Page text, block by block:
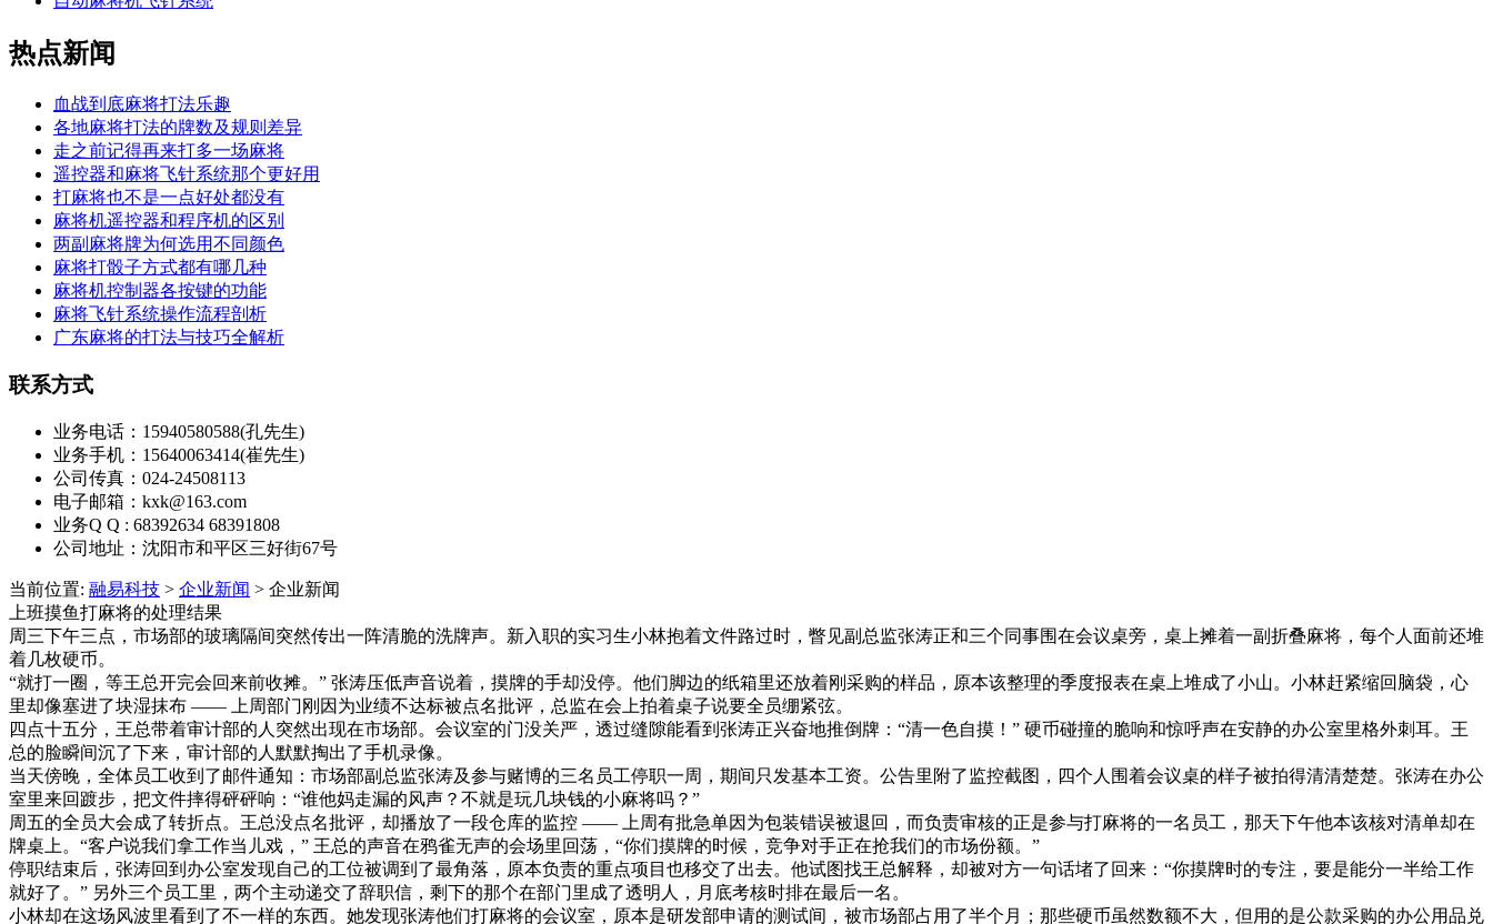
热点新闻
血战到底麻将打法乐趣
各地麻将打法的牌数及规则差异
走之前记得再来打多一场麻将
遥控器和麻将飞针系统那个更好用
打麻将也不是一点好处都没有
麻将机遥控器和程序机的区别
两副麻将牌为何选用不同颜色
麻将打骰子方式都有哪几种
麻将机控制器各按键的功能
麻将飞针系统操作流程剖析
广东麻将的打法与技巧全解析
联系方式
业务电话：15940580588(孔先生)
业务手机：15640063414(崔先生)
公司传真：024-24508113
电子邮箱：kxk@163.com
业务Q Q : 68392634 68391808
公司地址：沈阳市和平区三好街67号
当前位置: 融易科技 > 企业新闻 > 企业新闻
上班摸鱼打麻将的处理结果
周三下午三点，市场部的玻璃隔间突然传出一阵清脆的洗牌声。新入职的实习生小林抱着文件路过时，瞥见副总监张涛正和三个同事围在会议桌旁，桌上摊着一副折叠麻将，每个人面前还堆
着几枚硬币。​
“就打一圈，等王总开完会回来前收摊。” 张涛压低声音说着，摸牌的手却没停。他们脚边的纸箱里还放着刚采购的样品，原本该整理的季度报表在桌上堆成了小山。小林赶紧缩回脑袋，心
里却像塞进了块湿抹布 —— 上周部门刚因为业绩不达标被点名批评，总监在会上拍着桌子说要全员绷紧弦。​
四点十五分，王总带着审计部的人突然出现在市场部。会议室的门没关严，透过缝隙能看到张涛正兴奋地推倒牌：“清一色自摸！” 硬币碰撞的脆响和惊呼声在安静的办公室里格外刺耳。王
总的脸瞬间沉了下来，审计部的人默默掏出了手机录像。​
当天傍晚，全体员工收到了邮件通知：市场部副总监张涛及参与赌博的三名员工停职一周，期间只发基本工资。公告里附了监控截图，四个人围着会议桌的样子被拍得清清楚楚。张涛在办公
室里来回踱步，把文件摔得砰砰响：“谁他妈走漏的风声？不就是玩几块钱的小麻将吗？”​
周五的全员大会成了转折点。王总没点名批评，却播放了一段仓库的监控 —— 上周有批急单因为包装错误被退回，而负责审核的正是参与打麻将的一名员工，那天下午他本该核对清单却在
牌桌上。“客户说我们拿工作当儿戏，” 王总的声音在鸦雀无声的会场里回荡，“你们摸牌的时候，竞争对手正在抢我们的市场份额。”​
停职结束后，张涛回到办公室发现自己的工位被调到了最角落，原本负责的重点项目也移交了出去。他试图找王总解释，却被对方一句话堵了回来：“你摸牌时的专注，要是能分一半给工作
就好了。” 另外三个员工里，两个主动递交了辞职信，剩下的那个在部门里成了透明人，月底考核时排在最后一名。​
小林却在这场风波里看到了不一样的东西。她发现张涛他们打麻将的会议室，原本是研发部申请的测试间，被市场部占用了半个月；那些硬币虽然数额不大，但用的是公款采购的办公用品兑